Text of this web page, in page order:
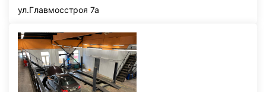
ул.Главмосстроя 7а